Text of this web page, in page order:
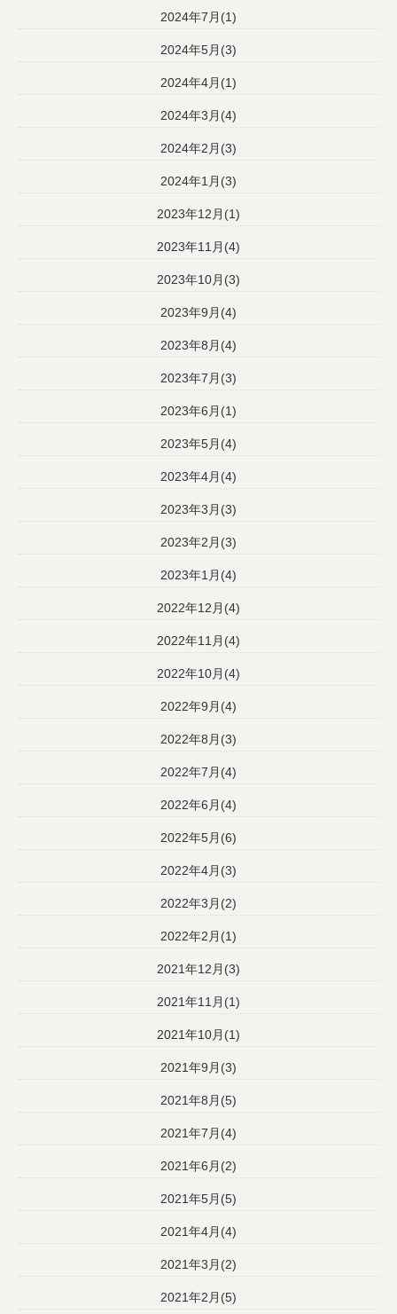
2024年7月(1)
2024年5月(3)
2024年4月(1)
2024年3月(4)
2024年2月(3)
2024年1月(3)
2023年12月(1)
2023年11月(4)
2023年10月(3)
2023年9月(4)
2023年8月(4)
2023年7月(3)
2023年6月(1)
2023年5月(4)
2023年4月(4)
2023年3月(3)
2023年2月(3)
2023年1月(4)
2022年12月(4)
2022年11月(4)
2022年10月(4)
2022年9月(4)
2022年8月(3)
2022年7月(4)
2022年6月(4)
2022年5月(6)
2022年4月(3)
2022年3月(2)
2022年2月(1)
2021年12月(3)
2021年11月(1)
2021年10月(1)
2021年9月(3)
2021年8月(5)
2021年7月(4)
2021年6月(2)
2021年5月(5)
2021年4月(4)
2021年3月(2)
2021年2月(5)